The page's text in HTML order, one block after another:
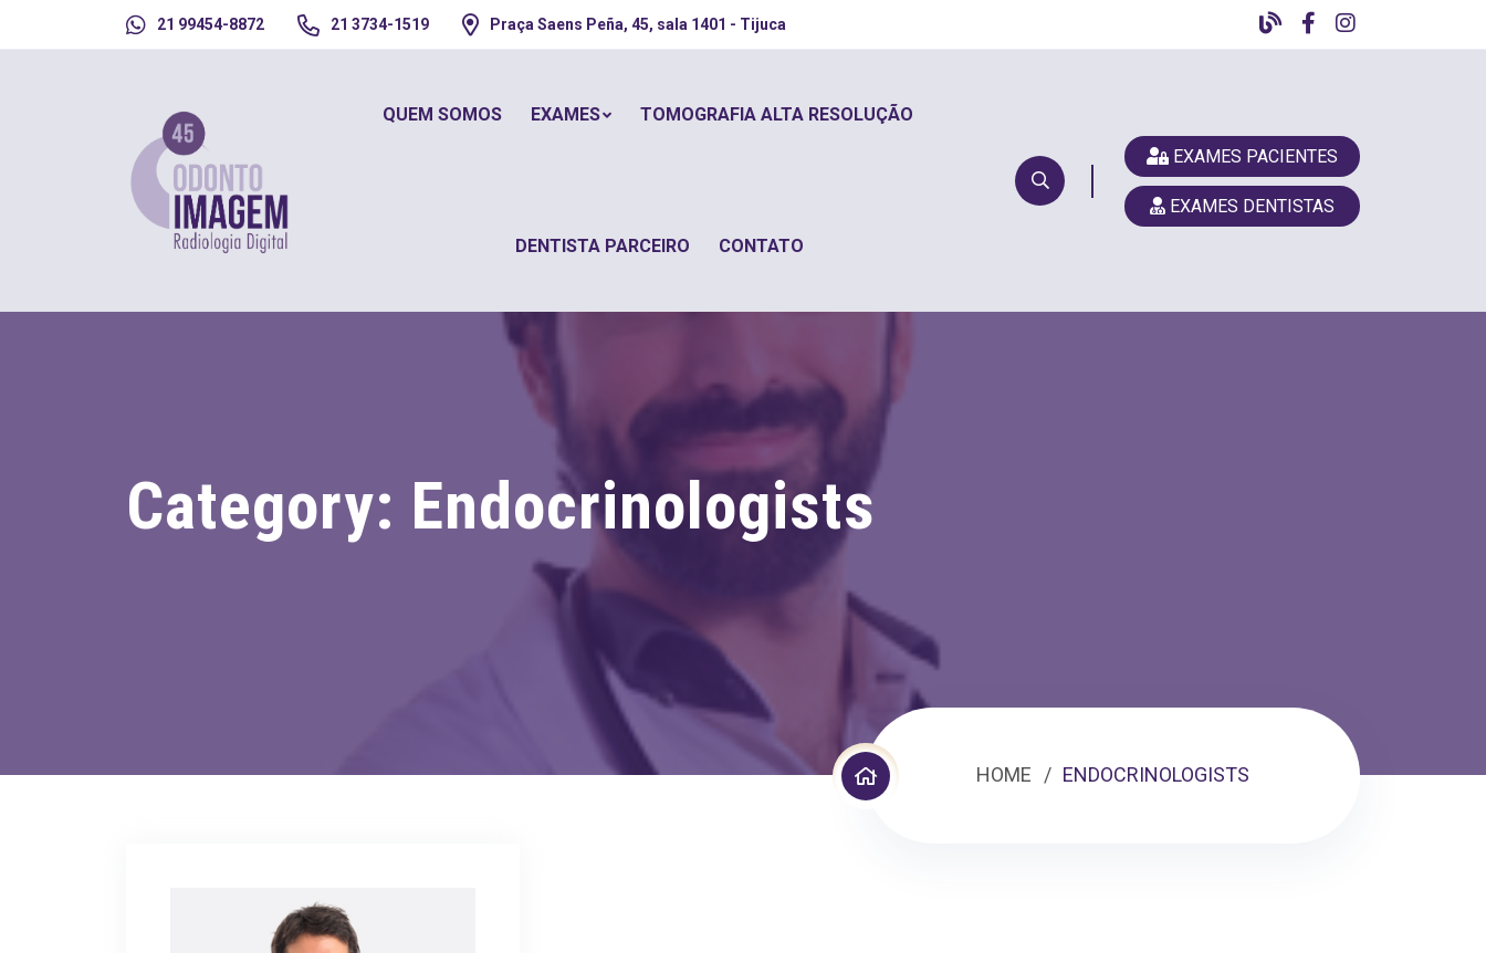
21 99454-8872 21 3734-1519 Praça Saens Peña, 45, sala 1401 - Tijuca
QUEM SOMOS EXAMES TOMOGRAFIA ALTA RESOLUÇÃO
DENTISTA PARCEIRO CONTATO
EXAMES PACIENTES
EXAMES DENTISTAS
Category: Endocrinologists
HOME ENDOCRINOLOGISTS